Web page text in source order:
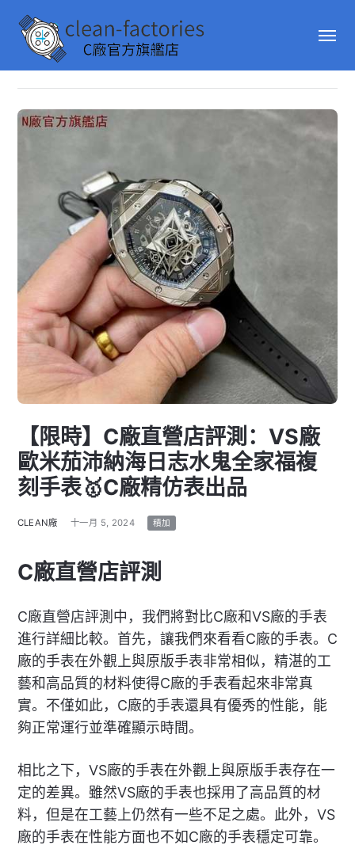
【限時】C廠直營店評測：VS廠
歐米茄沛納海日志水鬼全家福複
刻手表🥇C廠精仿表出品
CLEAN廠 十一月 5, 2024 積加
C廠直營店評測
C廠直營店評測中，我們將對比C廠和VS廠的手表
進行詳細比較。首先，讓我們來看看C廠的手表。C
廠的手表在外觀上與原版手表非常相似，精湛的工
藝和高品質的材料使得C廠的手表看起來非常真
實。不僅如此，C廠的手表還具有優秀的性能，能
夠正常運行並準確顯示時間。
相比之下，VS廠的手表在外觀上與原版手表存在一
定的差異。雖然VS廠的手表也採用了高品質的材
料，但是在工藝上仍然有一些不足之處。此外，VS
廠的手表在性能方面也不如C廠的手表穩定可靠。